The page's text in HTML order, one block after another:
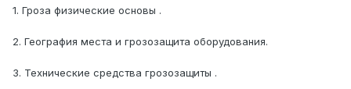
1. Гроза физические основы .
2. География места и грозозащита оборудования.
3. Технические средства грозозащиты .